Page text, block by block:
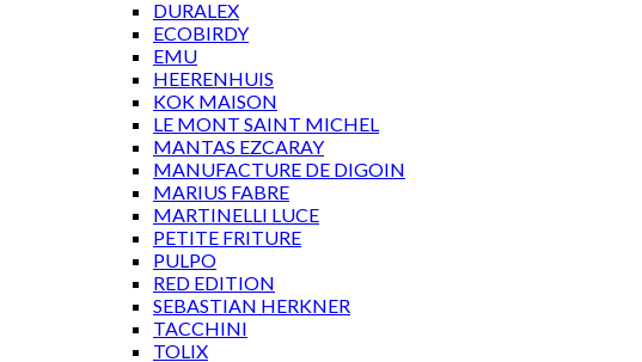
DURALEX
ECOBIRDY
EMU
HEERENHUIS
KOK MAISON
LE MONT SAINT MICHEL
MANTAS EZCARAY
MANUFACTURE DE DIGOIN
MARIUS FABRE
MARTINELLI LUCE
PETITE FRITURE
PULPO
RED EDITION
SEBASTIAN HERKNER
TACCHINI
TOLIX